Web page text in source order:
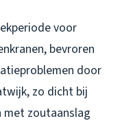
voor
bevroren
door
zo dicht bij
met zoutaanslag